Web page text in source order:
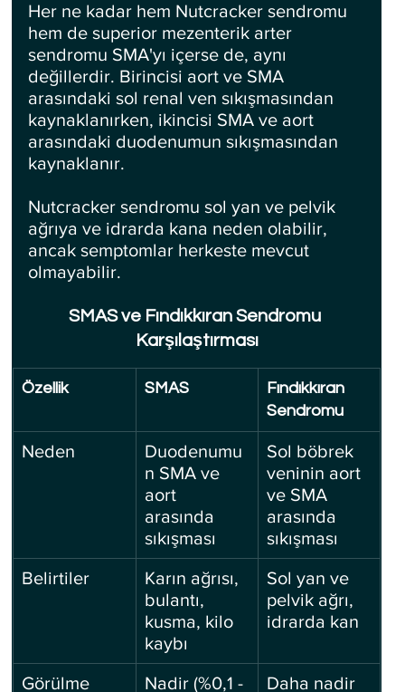
Her ne kadar hem Nutcracker sendromu
hem de superior mezenterik arter
sendromu SMA'yı içerse de, aynı
değillerdir. Birincisi aort ve SMA
arasındaki sol renal ven sıkışmasından
kaynaklanırken, ikincisi SMA ve aort
arasındaki duodenumun sıkışmasından
kaynaklanır.
Nutcracker sendromu sol yan ve pelvik
ağrıya ve idrarda kana neden olabilir,
ancak semptomlar herkeste mevcut
olmayabilir.
SMAS ve Fındıkkıran Sendromu
Karşılaştırması
Özellik SMAS
Fındıkkıran
Sendromu
Neden
Duodenumu
n SMA ve
aort
arasında
sıkışması
Sol böbrek
veninin aort
ve SMA
arasında
sıkışması
Belirtiler
Karın ağrısı,
bulantı,
kusma, kilo
kaybı
Sol yan ve
pelvik ağrı,
idrarda kan
Görülme Nadir (%0,1 - Daha nadir